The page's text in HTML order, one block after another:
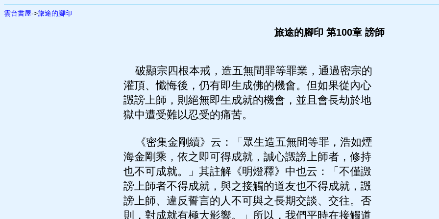
雲台書屋->旅途的腳印
旅途的腳印 第100章 謗師
破顯宗四根本戒，造五無間罪等罪業，通過密宗的
灌頂、懺悔後，仍有即生成佛的機會。但如果從內心
譭謗上師，則絕無即生成就的機會，並且會長劫於地
獄中遭受難以忍受的痛苦。
《密集金剛續》云：「眾生造五無間等罪，浩如煙
海金剛乘，依之即可得成就，誠心譭謗上師者，修持
也不可成就。」其註解《明燈釋》中也云：「不僅譭
謗上師者不得成就，與之接觸的道友也不得成就，譭
謗上師、違反誓言的人不可與之長期交談、交往。否
則，對成就有極大影響。」所以，我們平時在接觸道